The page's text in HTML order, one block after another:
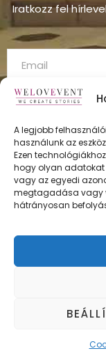
A legjobb
használunk az
Ezen
hogy olyan adatokat
vagy az egyedi
megtagadása vagy
hátrányosan
Iratkozz fel